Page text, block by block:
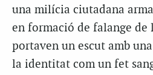
una milícia ciutadana
en formació de falange de
portaven un escut amb
la identitat com un fet